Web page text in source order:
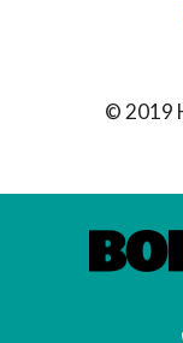
© 2019